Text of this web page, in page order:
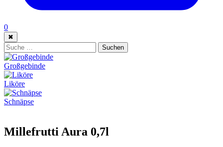
0
✖
Suche: Suchen
Großgebinde
Liköre
Schnäpse
Millefrutti Aura 0,7l